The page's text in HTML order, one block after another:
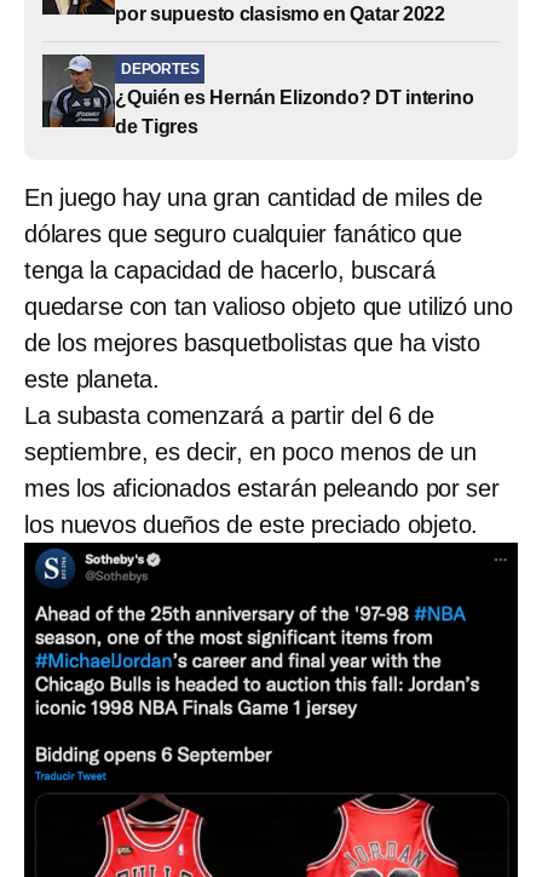
por supuesto clasismo en Qatar 2022
DEPORTES
¿Quién es Hernán Elizondo? DT interino
de Tigres
En juego hay una gran cantidad de miles de
dólares que seguro cualquier fanático que
tenga la capacidad de hacerlo, buscará
quedarse con tan valioso objeto que utilizó uno
de los mejores basquetbolistas que ha visto
este planeta.
La subasta comenzará a partir del 6 de
septiembre, es decir, en poco menos de un
mes los aficionados estarán peleando por ser
los nuevos dueños de este preciado objeto.